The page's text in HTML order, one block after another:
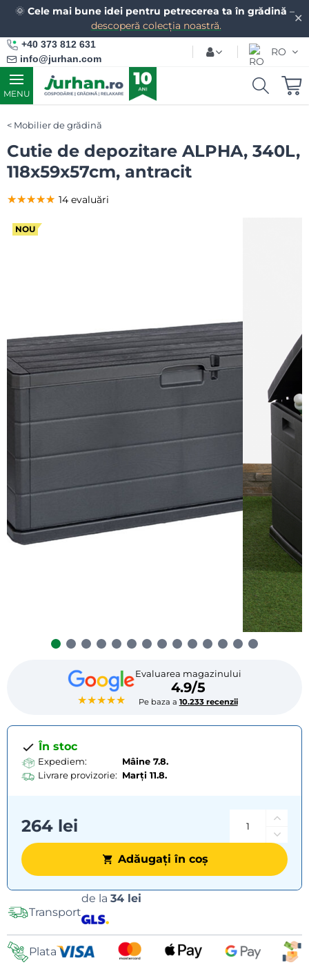
✕
🌞 Cele mai bune idei pentru petrecerea ta în grădină –
descoperă colecția noastră.
+40 373 812 631
info@jurhan.com
RO
MENU
Mobilier de grădină
Cutie de depozitare ALPHA, 340L,
118x59x57cm, antracit
NOU
★★★★★
Evaluarea magazinului
4.9/5
Pe baza a 10.233 recenzii
★★★★★
★★★★★
★★★★★ 14 evaluări
În stoc
Expediem:
Mâine 7.8.
Livrare provizorie: Marți 11.8.
264 lei
Adăugați în coș
Transport
de la 34 lei
Plata